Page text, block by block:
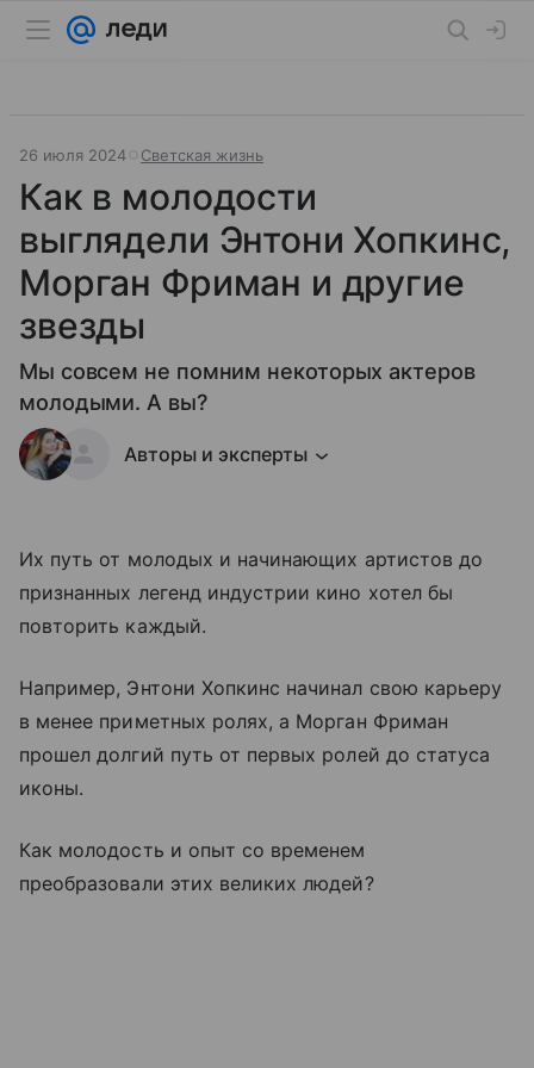
26 июля 2024 Светская жизнь
Как в молодости
выглядели Энтони Хопкинс,
Морган Фриман и другие
звезды
Мы совсем не помним некоторых актеров
молодыми. А вы?
Авторы и эксперты
Их путь от молодых и начинающих артистов до
признанных легенд индустрии кино хотел бы
повторить каждый.
Например, Энтони Хопкинс начинал свою карьеру
в менее приметных ролях, а Морган Фриман
прошел долгий путь от первых ролей до статуса
иконы.
Как молодость и опыт со временем
преобразовали этих великих людей?